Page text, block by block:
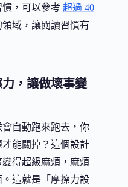
，可以參考 超過 40
領域，讓閱讀習慣有
，讓做壞事變
自動跑來跑去，你
能關掉？這個設計
得超級麻煩，麻煩
這就是「摩擦力設